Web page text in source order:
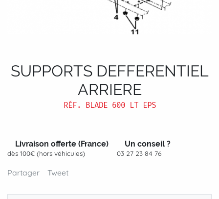
SUPPORTS DEFFERENTIEL
ARRIERE
RÉF. BLADE 600 LT EPS
Livraison offerte (France)
dès 100€ (hors véhicules)
Un conseil ?
03 27 23 84 76
Partager Tweet